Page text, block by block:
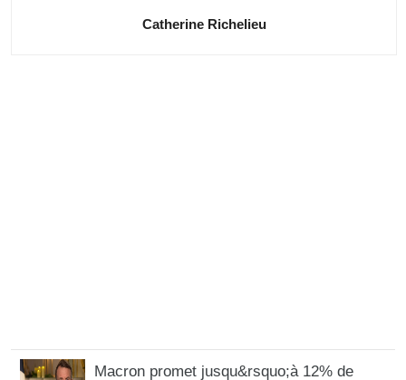
Catherine Richelieu
Macron promet jusqu&rsquo;à 12% de